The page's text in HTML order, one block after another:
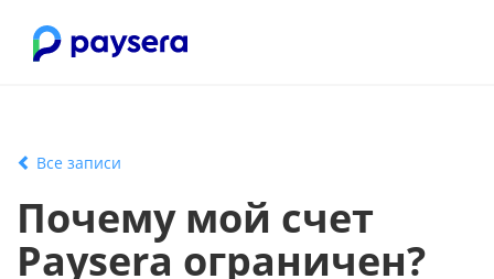
Все записи
Почему мой счет
Paysera ограничен?